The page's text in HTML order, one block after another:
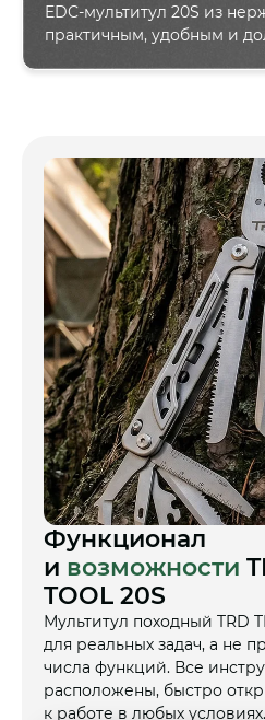
EDC-мультитул 20S из
практичным, удобным и
Функционал
и возможности
TOOL 20S
Мультитул походный TRD
для реальных задач, а не
числа функций. Все
расположены, быстро
к работе в любых условиях.